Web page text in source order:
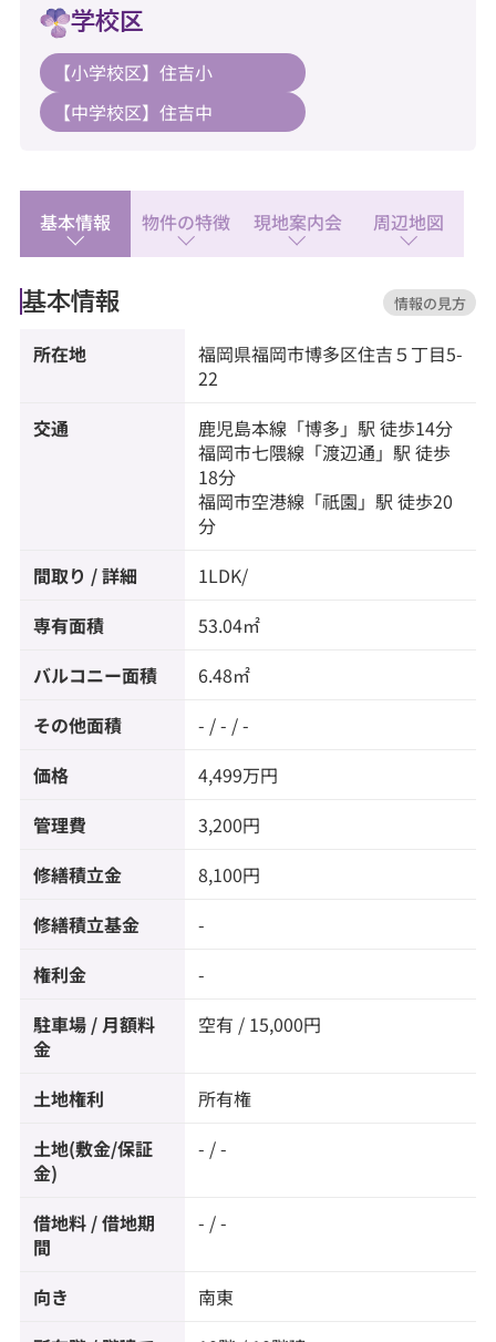
〇固定資産税額、92,072円♪
〇アフターサービス保証付き♪
〇大切なペットと一緒に暮らせます♪
【暮らし】
◆SUNNY(サニー) 博多住吉店：徒歩1分
◆博多駅前四郵便局：徒歩2分
学校区
【小学校区】住吉小
【中学校区】住吉中
基本情報 物件の特徴 現地案内会 周辺地図
基本情報 情報の見方
所在地 福岡県福岡市博多区住吉５丁目5-
22
交通 鹿児島本線 「博多 」駅 徒歩14分
福岡市七隈線 「渡辺通 」駅 徒歩
18分
福岡市空港線 「祇園 」駅 徒歩20
分
間取り / 詳細 1LDK/
専有面積 53.04㎡
バルコニー面積 6.48㎡
その他面積 - / - / -
価格 4,499万円
管理費 3,200円
修繕積立金 8,100円
修繕積立基金 -
権利金 -
駐車場 / 月額料
金
空有 / 15,000円
土地権利 所有権
土地(敷金/保証
金)
- / -
借地料 / 借地期
間
- / -
向き 南東